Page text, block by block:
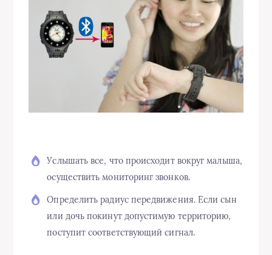
Услышать все, что происходит вокруг малыша,
осуществить мониторинг звонков.
Определить радиус передвижения. Если сын
или дочь покинут допустимую территорию,
поступит соответствующий сигнал.